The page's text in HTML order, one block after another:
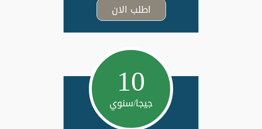
اطلب الان
10
جيجا/سنوي